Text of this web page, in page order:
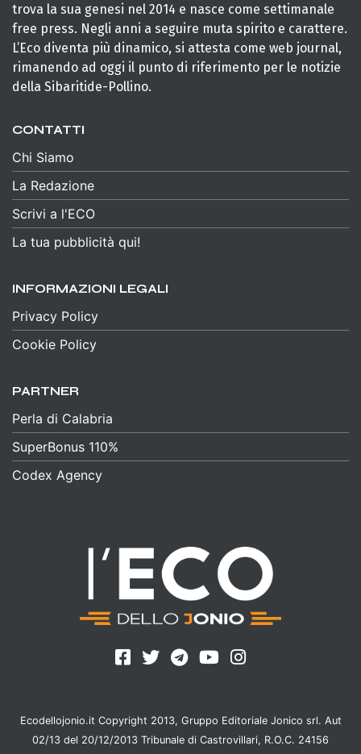
trova la sua genesi nel 2014 e nasce come settimanale
free press. Negli anni a seguire muta spirito e carattere.
L’Eco diventa più dinamico, si attesta come web journal,
rimanendo ad oggi il punto di riferimento per le notizie
della Sibaritide-Pollino.
CONTATTI
Chi Siamo
La Redazione
Scrivi a l'ECO
La tua pubblicità qui!
INFORMAZIONI LEGALI
Privacy Policy
Cookie Policy
PARTNER
Perla di Calabria
SuperBonus 110%
Codex Agency
Ecodellojonio.it Copyright 2013, Gruppo Editoriale Jonico srl. Aut
02/13 del 20/12/2013 Tribunale di Castrovillari, R.O.C. 24156